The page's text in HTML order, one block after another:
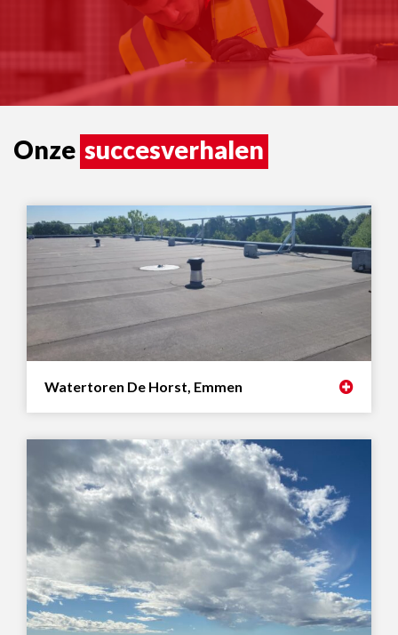
Onze succesverhalen
Watertoren De Horst, Emmen